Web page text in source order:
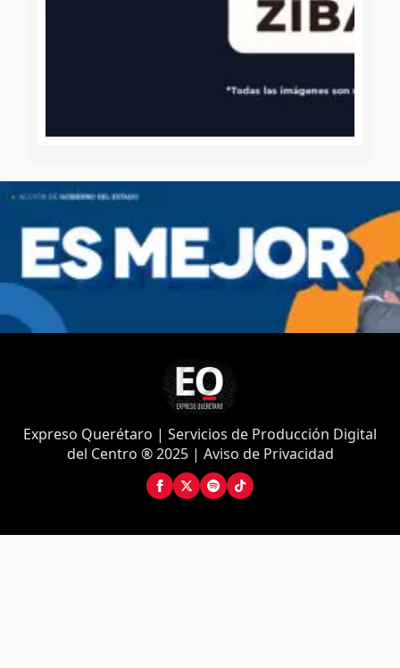
Expreso Querétaro | Servicios de Producción Digital
del Centro ® 2025 | Aviso de Privacidad